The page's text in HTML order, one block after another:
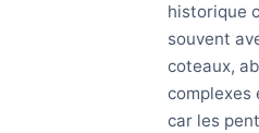
historique
souvent
coteaux,
complexes
car les